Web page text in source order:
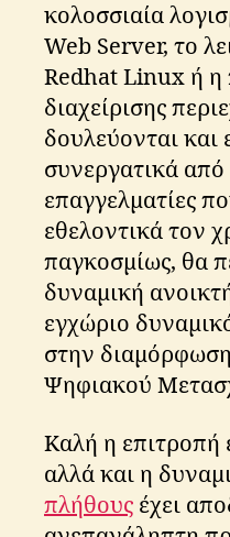
κολοσσιαία
Web Server, το
Redhat Linux ή η
διαχείρισης
δουλεύονται και
συνεργατικά από
επαγγελματίες
εθελοντικά τον
παγκοσμίως, θα
δυναμική
εγχώριο
στην
Ψηφιακού
Καλή η
αλλά και η
πλήθους έχει
e
r
n
m
e
n
t,
e
m
a
g
r,
ψ
η
φ
κ
ή
δι
α